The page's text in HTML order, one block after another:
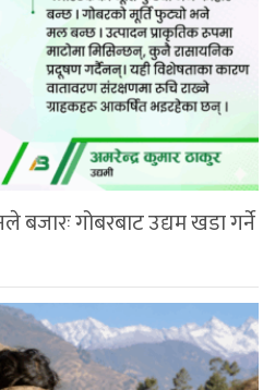
गोबरबाट उद्यम खडा गर्ने